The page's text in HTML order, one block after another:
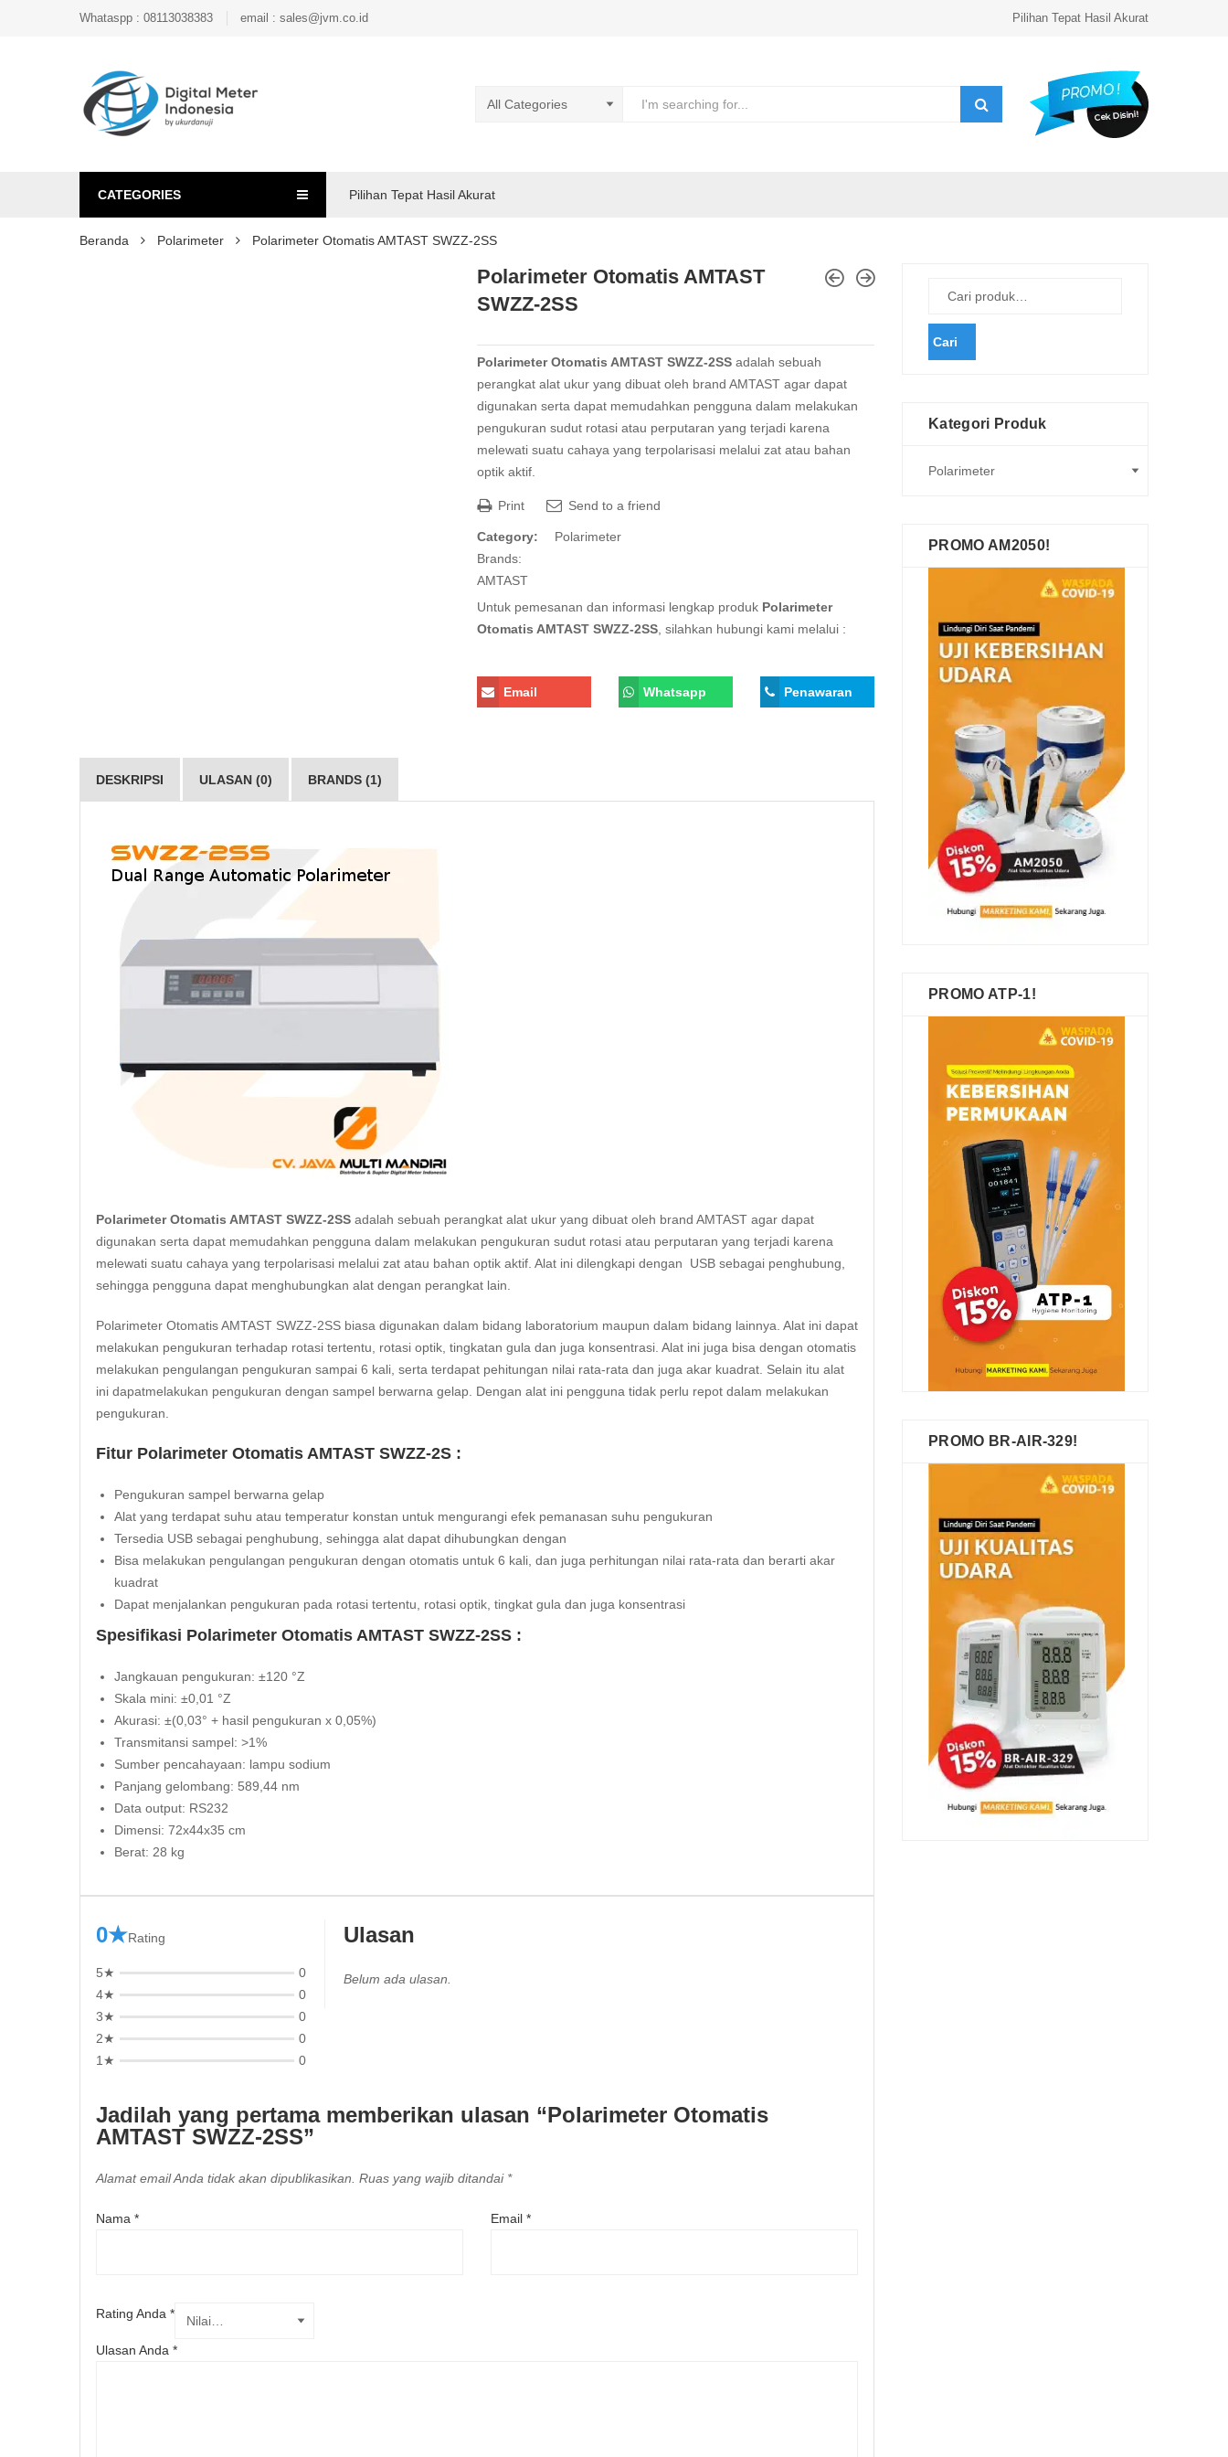
Whataspp : 08113038383 email : sales@jvm.co.id Pilihan Tepat Hasil Akurat
CATEGORIES Pilihan Tepat Hasil Akurat
Beranda Polarimeter Polarimeter Otomatis AMTAST SWZZ-2SS
Polarimeter Otomatis AMTAST
SWZZ-2SS
Polarimeter Otomatis AMTAST SWZZ-2SS adalah sebuah
perangkat alat ukur yang dibuat oleh brand AMTAST agar dapat
digunakan serta dapat memudahkan pengguna dalam melakukan
pengukuran sudut rotasi atau perputaran yang terjadi karena
melewati suatu cahaya yang terpolarisasi melalui zat atau bahan
optik aktif.
Print Send to a friend
Category:
Polarimeter
Brands:
AMTAST
Untuk pemesanan dan informasi lengkap produk Polarimeter
Otomatis AMTAST SWZZ-2SS , silahkan hubungi kami melalui :
Email Whatsapp Penawaran
DESKRIPSI ULASAN (0) BRANDS (1)
Polarimeter Otomatis AMTAST SWZZ-2SS adalah sebuah perangkat alat ukur yang dibuat oleh brand AMTAST agar dapat
digunakan serta dapat memudahkan pengguna dalam melakukan pengukuran sudut rotasi atau perputaran yang terjadi karena
melewati suatu cahaya yang terpolarisasi melalui zat atau bahan optik aktif. Alat ini dilengkapi dengan USB sebagai penghubung,
sehingga pengguna dapat menghubungkan alat dengan perangkat lain.
Polarimeter Otomatis AMTAST SWZZ-2SS biasa digunakan dalam bidang laboratorium maupun dalam bidang lainnya. Alat ini dapat
melakukan pengukuran terhadap rotasi tertentu, rotasi optik, tingkatan gula dan juga konsentrasi. Alat ini juga bisa dengan otomatis
melakukan pengulangan pengukuran sampai 6 kali, serta terdapat pehitungan nilai rata-rata dan juga akar kuadrat. Selain itu alat
ini dapatmelakukan pengukuran dengan sampel berwarna gelap. Dengan alat ini pengguna tidak perlu repot dalam melakukan
pengukuran.
Fitur Polarimeter Otomatis AMTAST SWZZ-2S :
Pengukuran sampel berwarna gelap
Alat yang terdapat suhu atau temperatur konstan untuk mengurangi efek pemanasan suhu pengukuran
Tersedia USB sebagai penghubung, sehingga alat dapat dihubungkan dengan
Bisa melakukan pengulangan pengukuran dengan otomatis untuk 6 kali, dan juga perhitungan nilai rata-rata dan berarti akar
kuadrat
Dapat menjalankan pengukuran pada rotasi tertentu, rotasi optik, tingkat gula dan juga konsentrasi
Spesifikasi Polarimeter Otomatis AMTAST SWZZ-2SS :
Jangkauan pengukuran: ±120 °Z
Skala mini: ±0,01 °Z
Akurasi: ±(0,03° + hasil pengukuran x 0,05%)
Transmitansi sampel: >1%
Sumber pencahayaan: lampu sodium
Panjang gelombang: 589,44 nm
Data output: RS232
Dimensi: 72x44x35 cm
Berat: 28 kg
0★Rating
5★
0
4★
0
3★
0
2★
0
1★
0
Ulasan
Belum ada ulasan.
Jadilah yang pertama memberikan ulasan “Polarimeter Otomatis
AMTAST SWZZ-2SS”
Alamat email Anda tidak akan dipublikasikan. Ruas yang wajib ditandai *
Nama * Email *
Rating Anda *
Ulasan Anda *
Cari
Kategori Produk
PROMO AM2050!
PROMO ATP-1!
PROMO BR-AIR-329!